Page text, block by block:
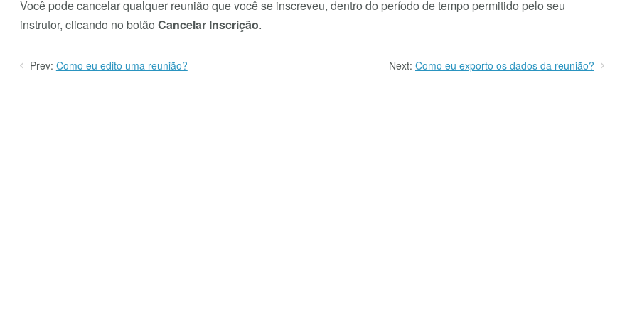
Você pode cancelar qualquer reunião que você se inscreveu, dentro do período de tempo permitido pelo seu
instrutor, clicando no botão Cancelar Inscrição.
Prev: Como eu edito uma reunião? Next: Como eu exporto os dados da reunião?